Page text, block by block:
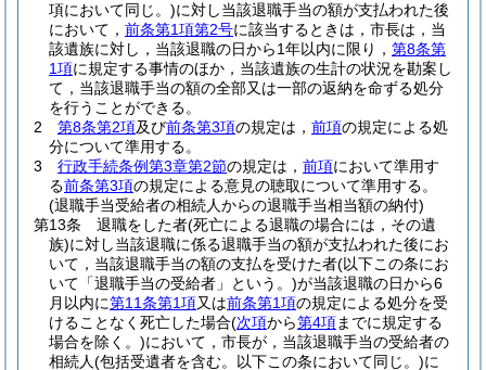
項において同じ。)に対し当該退職手当の額が支払われた後
において， 前条第1項第2号に該当するときは，市長は，当
該遺族に対し，当該退職の日から1年以内に限り， 第8条第
1項に規定する事情のほか，当該遺族の生計の状況を勘案し
て，当該退職手当の額の全部又は一部の返納を命ずる処分
を行うことができる。
2
第8条第2項及び前条第3項の規定は， 前項の規定による処
分について準用する。
3
行政手続条例第3章第2節の規定は， 前項において準用す
る前条第3項の規定による意見の聴取について準用する。
(退職手当受給者の相続人からの退職手当相当額の納付)
第13条
退職をした者(死亡による退職の場合には，その遺
族)に対し当該退職に係る退職手当の額が支払われた後にお
いて，当該退職手当の額の支払を受けた者(以下この条にお
いて「退職手当の受給者」という。)が当該退職の日から6
月以内に第11条第1項又は前条第1項の規定による処分を受
けることなく死亡した場合(次項から第4項までに規定する
場合を除く。)において，市長が，当該退職手当の受給者の
相続人(包括受遺者を含む。以下この条において同じ。)に